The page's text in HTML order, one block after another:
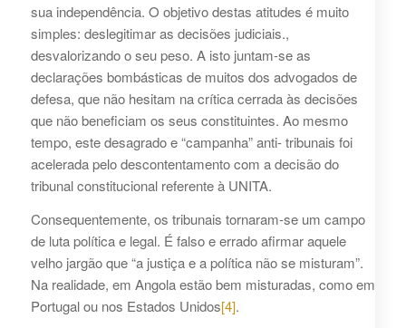
sua independência. O objetivo destas atitudes é muito
simples: deslegitimar as decisões judiciais.,
desvalorizando o seu peso. A isto juntam-se as
declarações bombásticas de muitos dos advogados de
defesa, que não hesitam na crítica cerrada às decisões
que não beneficiam os seus constituintes. Ao mesmo
tempo, este desagrado e “campanha” anti- tribunais foi
acelerada pelo descontentamento com a decisão do
tribunal constitucional referente à UNITA.
Consequentemente, os tribunais tornaram-se um campo
de luta política e legal. É falso e errado afirmar aquele
velho jargão que “a justiça e a política não se misturam”.
Na realidade, em Angola estão bem misturadas, como em
Portugal ou nos Estados Unidos[4].